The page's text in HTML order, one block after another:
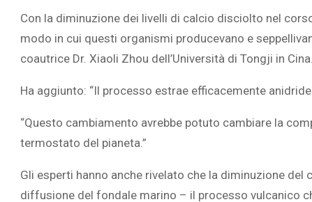
Con la diminuzione dei livelli di calcio disciolto nel
modo in cui questi organismi producevano e
coautrice Dr. Xiaoli Zhou dell’Università di Tongji in Cina.
Ha aggiunto: “Il processo estrae efficacemente
“Questo cambiamento avrebbe potuto cambiare la
termostato del pianeta.”
Gli esperti hanno anche rivelato che la diminuzione
diffusione del fondale marino – il processo vulcanico